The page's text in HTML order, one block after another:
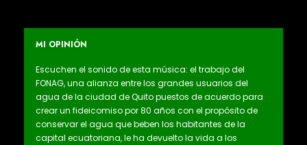
MI OPINIÓN
Escuchen el sonido de esta música: el trabajo del
FONAG, una alianza entre los grandes usuarios del
agua de la ciudad de Quito puestos de acuerdo para
crear un fideicomiso por 80 años con el propósito de
conservar el agua que beben los habitantes de la
capital ecuatoriana, le ha devuelto la vida a los